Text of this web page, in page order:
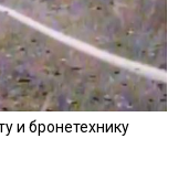
и бронетехнику